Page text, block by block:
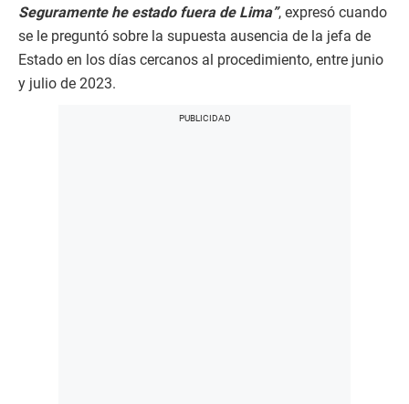
Seguramente he estado fuera de Lima”, expresó cuando
se le preguntó sobre la supuesta ausencia de la jefa de
Estado en los días cercanos al procedimiento, entre junio
y julio de 2023.